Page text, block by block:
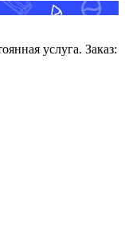
услуга. Заказ: